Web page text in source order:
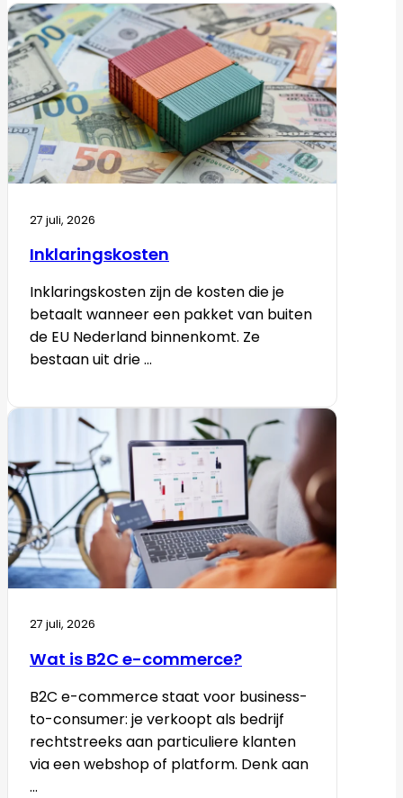
27 juli, 2026
Inklaringskosten
Inklaringskosten zijn de kosten die je
betaalt wanneer een pakket van buiten
de EU Nederland binnenkomt. Ze
bestaan uit drie ...
27 juli, 2026
Wat is B2C e-commerce?
B2C e-commerce staat voor business-
to-consumer: je verkoopt als bedrijf
rechtstreeks aan particuliere klanten
via een webshop of platform. Denk aan
...